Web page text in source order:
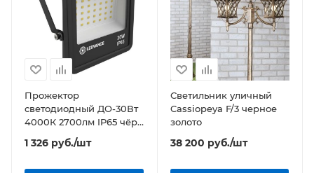
Прожектор
светодиодный ДО-30Вт
4000К 2700лм IP65 чёр
ECO CLASS
1 326 руб./шт
Светильник уличный
Cassiopeya F/3 черное
золото
38 200 руб./шт